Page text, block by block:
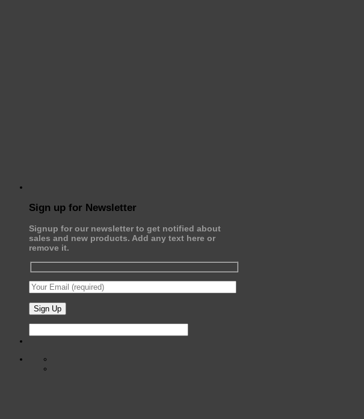
Sign up for Newsletter
Signup for our newsletter to get notified about
sales and new products. Add any text here or
remove it.